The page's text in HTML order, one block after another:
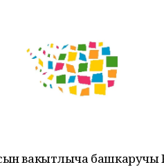
вакытлыча башкаручы